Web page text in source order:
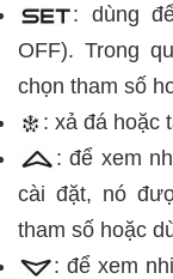
: dùng
OFF). Trong
chọn tham số
: xả đá hoặc
: để xem
cài đặt, nó
tham số hoặc
: để xem